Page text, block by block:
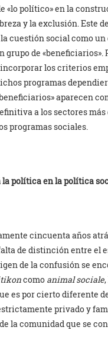
«lo político» en la
y la exclusión. Este
cuestión social como
grupo de «beneficiarios».
los criterios
programas
aparecen
a los sectores
programas sociales.
la política en la política
cincuenta años
de distinción entre el
de la confusión se
como animal sociale
es por cierto diferente
privado y
la comunidad que se